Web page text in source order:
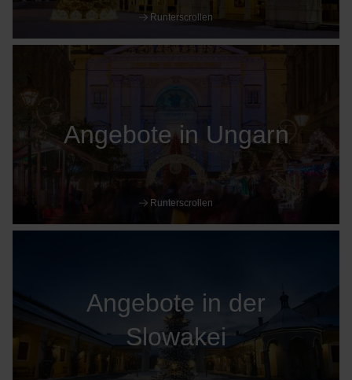
Runterscrollen
Angebote in Ungarn
Runterscrollen
Angebote in der
Slowakei